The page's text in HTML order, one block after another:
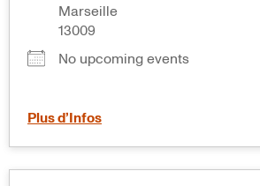
Marseille
13009
No upcoming events
Plus d’Infos